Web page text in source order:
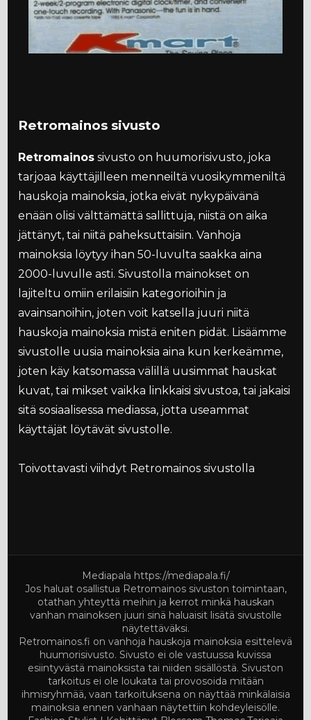
Retromainos sivusto
Retromainos sivusto on huumorisivusto, joka
tarjoaa käyttäjilleen menneiltä vuosikymmeniltä
hauskoja mainoksia, jotka eivät nykypäivänä
enään olisi välttämättä sallittuja, niistä on aika
jättänyt, tai niitä paheksuttaisiin. Vanhoja
mainoksia löytyy ihan 50-luvulta saakka aina
2000-luvulle asti. Sivustolla mainokset on
lajiteltu omiin erilaisiin kategorioihin ja
avainsanoihin, joten voit katsella juuri niitä
hauskoja mainoksia mistä eniten pidät. Lisäämme
sivustolle uusia mainoksia aina kun kerkeämme,
joten käy katsomassa välillä uusimmat hauskat
kuvat, tai mikset vaikka linkkaisi sivustoa, tai jakaisi
sitä sosiaalisessa mediassa, jotta useammat
käyttäjät löytävät sivustolle.
Toivottavasti viihdyt Retromainos sivustolla
Mediapala https://mediapala.fi/
Jos haluat osallistua Retromainos sivuston toimintaan,
otathan yhteyttä meihin ja kerrot minkä hauskan
vanhan mainoksen juuri sinä haluaisit lisätä sivustolle
näytettäväksi.
Retromainos.fi on vanhoja hauskoja mainoksia esittelevä
huumorisivusto. Sivusto ei ole vastuussa kuvissa
esiintyvästä mainoksista tai niiden sisällöstä. Sivuston
tarkoitus ei ole loukata tai provosoida mitään
ihmisryhmää, vaan tarkoituksena on näyttää minkälaisia
mainoksia ennen vanhaan näytettiin kohdeyleisölle.